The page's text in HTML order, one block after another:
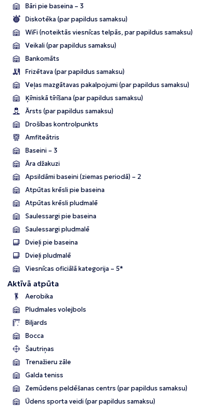
Bāri pie baseina – 3
Diskotēka (par papildus samaksu)
WiFi (noteiktās viesnīcas telpās, par papildus samaksu)
Veikali (par papildus samaksu)
Bankomāts
Frizētava (par papildus samaksu)
Veļas mazgātavas pakalpojumi (par papildus samaksu)
Ķīmiskā tīrīšana (par papildus samaksu)
Ārsts (par papildus samaksu)
Drošības kontrolpunkts
Amfiteātris
Baseini – 3
Āra džakuzi
Apsildāmi baseini (ziemas periodā) – 2
Atpūtas krēsli pie baseina
Atpūtas krēsli pludmalē
Saulessargi pie baseina
Saulessargi pludmalē
Dvieļi pie baseina
Dvieļi pludmalē
Viesnīcas oficiālā kategorija – 5*
Aktīvā atpūta
Aerobika
Pludmales volejbols
Biljards
Bocca
Šautriņas
Trenažieru zāle
Galda teniss
Zemūdens peldēšanas centrs (par papildus samaksu)
Ūdens sporta veidi (par papildus samaksu)